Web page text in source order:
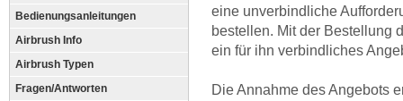
Bedienungsanleitungen
Airbrush Info
Airbrush Typen
Fragen/Antworten
eine unverbindliche
bestellen. Mit der Bestellung
ein für ihn verbindliches
Die Annahme des Angebots